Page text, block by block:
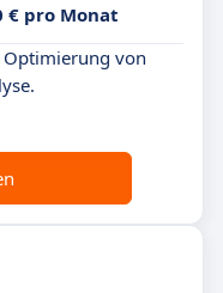
€ pro Monat
von